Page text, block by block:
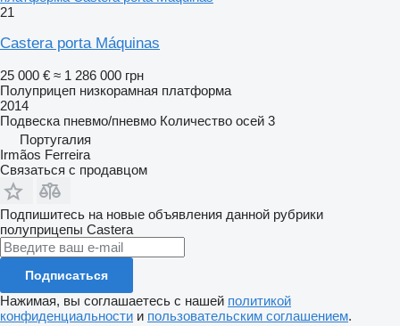
21
Castera porta Máquinas
25 000 € ≈ 1 286 000 грн
Полуприцеп низкорамная платформа
2014
Подвеска пневмо/пневмо Количество осей 3
Португалия
Irmãos Ferreira
Связаться с продавцом
Подпишитесь на новые объявления данной рубрики
полуприцепы Castera
Подписаться
Нажимая, вы соглашаетесь с нашей политикой
конфиденциальности и пользовательским соглашением.